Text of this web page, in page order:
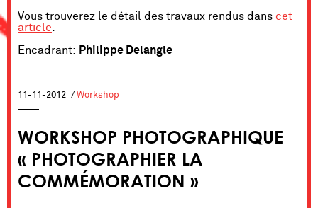
Vous trouverez le détail des travaux rendus dans cet
article
Encadrant: Philippe Delangle
11-11-2012 / Workshop
WORKSHOP PHOTOGRAPHIQUE
« PHOTOGRAPHIER LA
COMMÉMORATION »